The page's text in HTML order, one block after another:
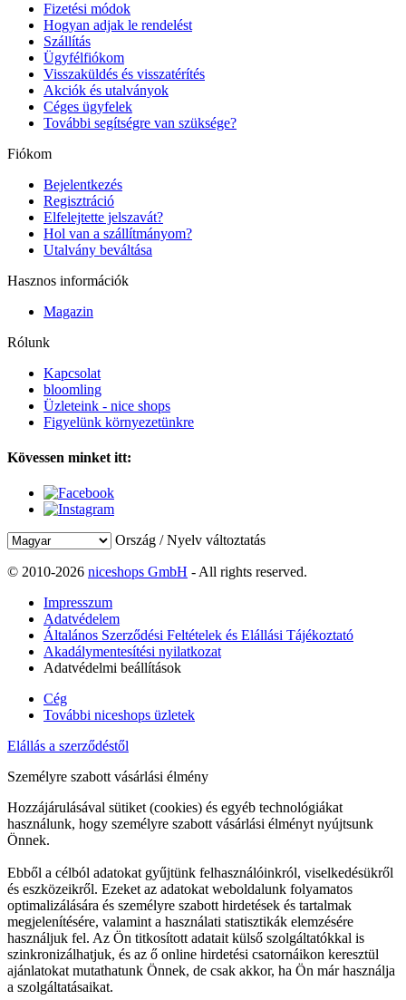
Fizetési módok
Hogyan adjak le rendelést
Szállítás
Ügyfélfiókom
Visszaküldés és visszatérítés
Akciók és utalványok
Céges ügyfelek
További segítségre van szüksége?
Fiókom
Bejelentkezés
Regisztráció
Elfelejtette jelszavát?
Hol van a szállítmányom?
Utalvány beváltása
Hasznos információk
Magazin
Rólunk
Kapcsolat
bloomling
Üzleteink - nice shops
Figyelünk környezetünkre
Kövessen minket itt:
Ország / Nyelv változtatás
© 2010-2026 niceshops GmbH - All rights reserved.
Impresszum
Adatvédelem
Általános Szerződési Feltételek és Elállási Tájékoztató
Akadálymentesítési nyilatkozat
Adatvédelmi beállítások
Cég
További niceshops üzletek
Elállás a szerződéstől
Személyre szabott vásárlási élmény
Hozzájárulásával sütiket (cookies) és egyéb technológiákat
használunk, hogy személyre szabott vásárlási élményt nyújtsunk
Önnek.
Ebből a célból adatokat gyűjtünk felhasználóinkról, viselkedésükről
és eszközeikről. Ezeket az adatokat weboldalunk folyamatos
optimalizálására és személyre szabott hirdetések és tartalmak
megjelenítésére, valamint a használati statisztikák elemzésére
használjuk fel. Az Ön titkosított adatait külső szolgáltatókkal is
szinkronizálhatjuk, és az ő online hirdetési csatornáikon keresztül
ajánlatokat mutathatunk Önnek, de csak akkor, ha Ön már használja
a szolgáltatásaikat.